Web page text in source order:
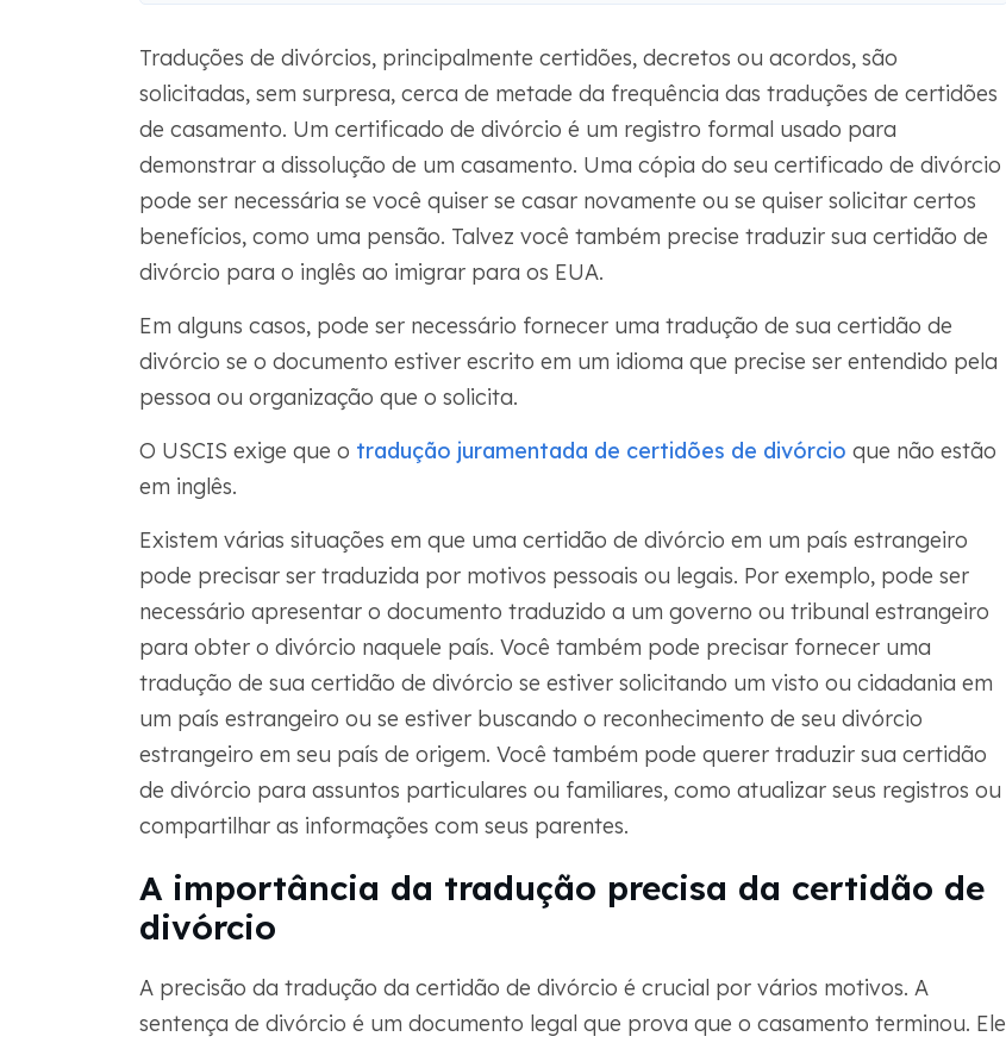
Traduções de divórcios, principalmente certidões, decretos ou acordos, são
solicitadas, sem surpresa, cerca de metade da frequência das traduções de certidões
de casamento. Um certificado de divórcio é um registro formal usado para
demonstrar a dissolução de um casamento. Uma cópia do seu certificado de divórcio
pode ser necessária se você quiser se casar novamente ou se quiser solicitar certos
benefícios, como uma pensão. Talvez você também precise traduzir sua certidão de
divórcio para o inglês ao imigrar para os EUA.
Em alguns casos, pode ser necessário fornecer uma tradução de sua certidão de
divórcio se o documento estiver escrito em um idioma que precise ser entendido pela
pessoa ou organização que o solicita.
O USCIS exige que o tradução juramentada de certidões de divórcio que não estão
em inglês.
Existem várias situações em que uma certidão de divórcio em um país estrangeiro
pode precisar ser traduzida por motivos pessoais ou legais. Por exemplo, pode ser
necessário apresentar o documento traduzido a um governo ou tribunal estrangeiro
para obter o divórcio naquele país. Você também pode precisar fornecer uma
tradução de sua certidão de divórcio se estiver solicitando um visto ou cidadania em
um país estrangeiro ou se estiver buscando o reconhecimento de seu divórcio
estrangeiro em seu país de origem. Você também pode querer traduzir sua certidão
de divórcio para assuntos particulares ou familiares, como atualizar seus registros ou
compartilhar as informações com seus parentes.
A importância da tradução precisa da certidão de
divórcio
A precisão da tradução da certidão de divórcio é crucial por vários motivos. A
sentença de divórcio é um documento legal que prova que o casamento terminou. Ele